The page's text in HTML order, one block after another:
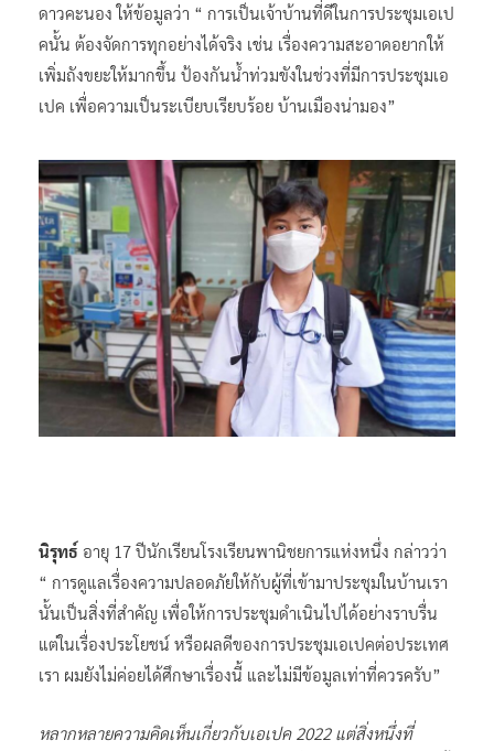
ดาวคะนอง ให้ข้อมูลว่า “ การเป็นเจ้าบ้านที่ดีในการประชุมเอเป
คนั้น ต้องจัดการทุกอย่างได้จริง เช่น เรื่องความสะอาดอยากให้
เพิ่มถังขยะให้มากขึ้น ป้องกันน้ำท่วมขังในช่วงที่มีการประชุมเอ
เปค เพื่อความเป็นระเบียบเรียบร้อย บ้านเมืองน่ามอง”
นิรุทธ์ อายุ 17 ปีนักเรียนโรงเรียนพานิชยการแห่งหนึ่ง กล่าวว่า
“ การดูแลเรื่องความปลอดภัยให้กับผู้ที่เข้ามาประชุมในบ้านเรา
นั้นเป็นสิ่งที่สำคัญ เพื่อให้การประชุมดำเนินไปได้อย่างราบรื่น
แต่ในเรื่องประโยชน์ หรือผลดีของการประชุมเอเปคต่อประเทศ
เรา ผมยังไม่ค่อยได้ศึกษาเรื่องนี้ และไม่มีข้อมูลเท่าที่ควรครับ”
หลากหลายความคิดเห็นเกี่ยวกับเอเปค 2022 แต่สิ่งหนึ่งที่